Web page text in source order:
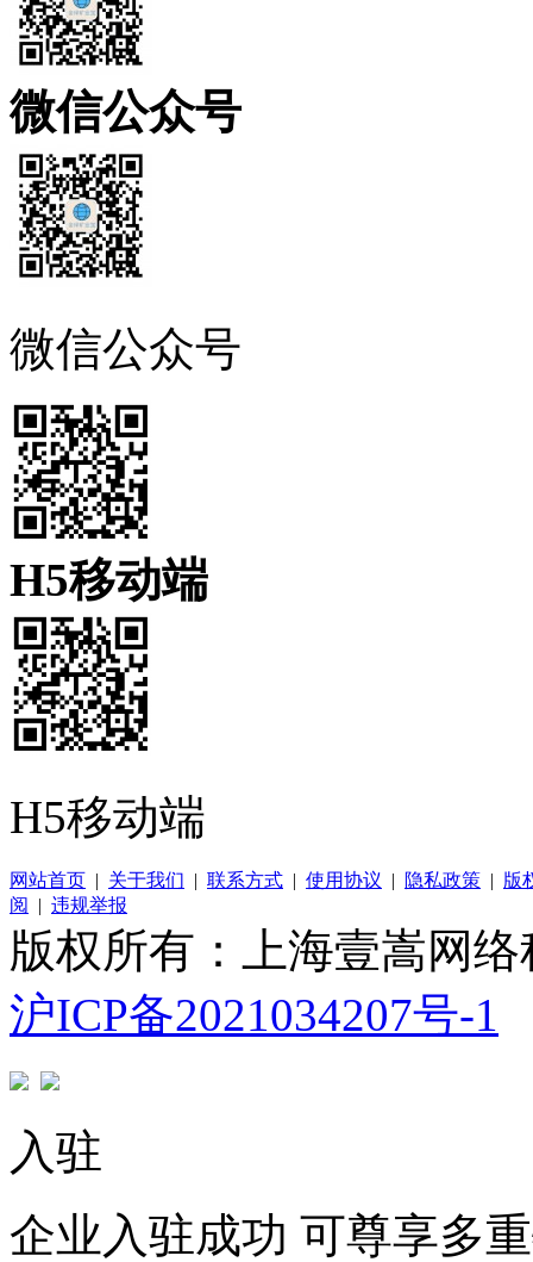
微信公众号
微信公众号
H5移动端
H5移动端
网站首页 | 关于我们 | 联系方式 | 使用协议 | 隐私政策 | 版
阅
| 违规举报
版权所有：上海壹嵩网
沪ICP备2021034207号-1
入驻
企业入驻成功 可尊享多